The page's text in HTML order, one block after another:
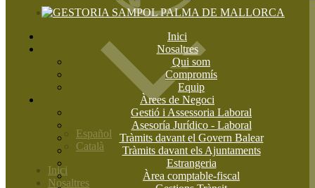
Inici
Nosaltres
Qui som
Compromís
Equip
Àrees de Negoci
Gestió i Assessoria Laboral
Asesoría Jurídico - Laboral
Tràmits davant el Govern Balear
Tràmits davant els Ajuntaments
Estrangeria
Àrea comptable-fiscal
Español
Català
Inici
Nosaltres